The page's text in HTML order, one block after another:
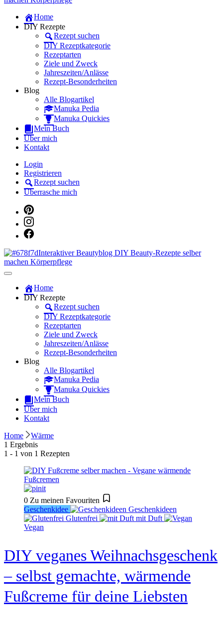
Dein interaktiver DIY Beautyblog
Manuka Magic – Natürlich schön:
Dein interaktiver DIY Beautyblog
Dein persönlicher interaktiver DIY Beautyblog
Home
DIY Rezepte
Rezept suchen
DIY Rezeptkategorie
Rezeptarten
Ziele und Zweck
Jahreszeiten/Anlässe
Rezept-Besonderheiten
Blog
Alle Blogartikel
Manuka Pedia
Manuka Quickies
Mein Buch
Über mich
Kontakt
Login
Registrieren
Rezept suchen
Überrasche mich
Manuka Magic – Natürlich schön:
Dein interaktiver DIY Beautyblog
Home
DIY Rezepte
Rezept suchen
DIY Rezeptkategorie
Rezeptarten
Ziele und Zweck
Jahreszeiten/Anlässe
Rezept-Besonderheiten
Blog
Alle Blogartikel
Manuka Pedia
Manuka Quickies
Mein Buch
Über mich
Kontakt
Home
Wärme
1 Ergebnis
1 - 1 von 1 Rezepten
0 Zu meinen Favouriten
Geschenkidee
Geschenkideen
Glutenfrei
mit Duft
Vegan
DIY veganes Weihnachsgeschenk
– selbst gemachte, wärmende
Fußcreme für deine Liebsten